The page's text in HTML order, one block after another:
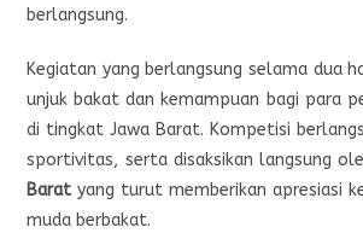
berlangsung.
Kegiatan yang berlangsung selama dua
unjuk bakat dan kemampuan bagi para
di tingkat Jawa Barat. Kompetisi
sportivitas, serta disaksikan langsung
Baratyang turut memberikan apresiasi
muda berbakat.